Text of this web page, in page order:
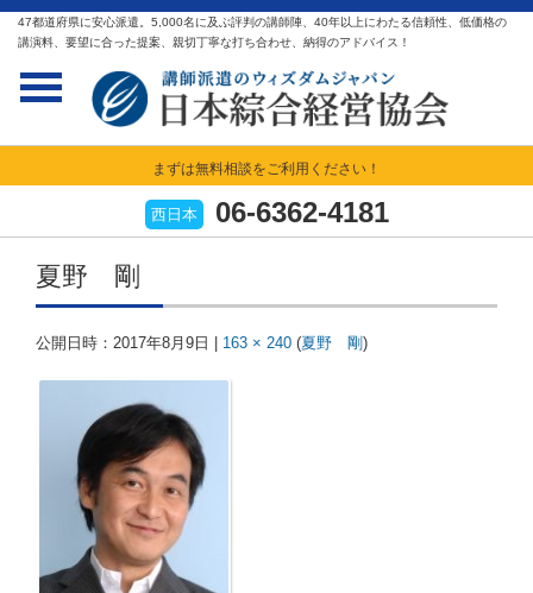
47都道府県に安心派遣。5,000名に及ぶ評判の講師陣、40年以上にわたる信頼性、低価格の
講演料、要望に合った提案、親切丁寧な打ち合わせ、納得のアドバイス！
まずは無料相談をご利用ください！
西日本 06-6362-4181
夏野 剛
公開日時： 2017年8月9日 163 × 240 (夏野 剛)